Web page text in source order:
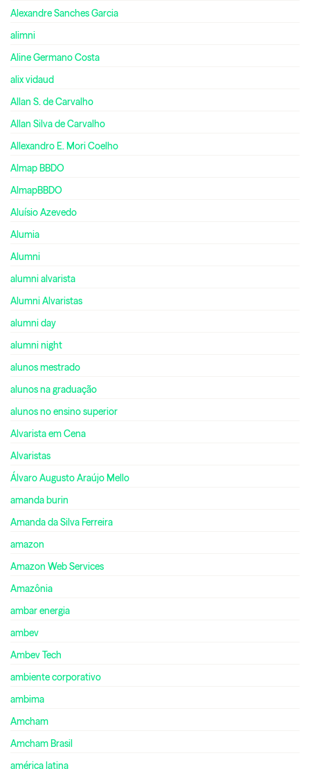
Alexandre Sanches Garcia
alimni
Aline Germano Costa
alix vidaud
Allan S. de Carvalho
Allan Silva de Carvalho
Allexandro E. Mori Coelho
Almap BBDO
AlmapBBDO
Aluísio Azevedo
Alumia
Alumni
alumni alvarista
Alumni Alvaristas
alumni day
alumni night
alunos mestrado
alunos na graduação
alunos no ensino superior
Alvarista em Cena
Alvaristas
Álvaro Augusto Araújo Mello
amanda burin
Amanda da Silva Ferreira
amazon
Amazon Web Services
Amazônia
ambar energia
ambev
Ambev Tech
ambiente corporativo
ambima
Amcham
Amcham Brasil
américa latina